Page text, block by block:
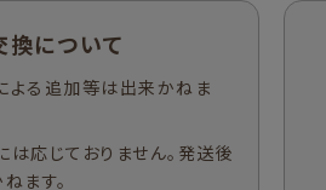
換について
よる追加等は出来かねま
応じておりません。発送後
ます。